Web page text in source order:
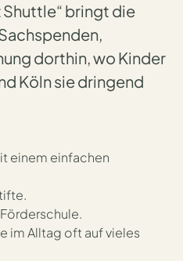
Shuttle“ bringt die
dorthin, wo Kinder
Köln sie dringend
einem einfachen
im Alltag oft auf vieles